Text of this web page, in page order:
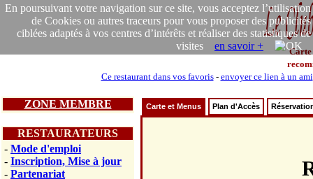
En poursuivant votre navigation sur ce site, vous acceptez l’utilisation
de Cookies ou autres traceurs pour vous proposer des publicités
ciblées adaptés à vos centres d’intérêts et réaliser des statistiques de
visites en savoir +
Carte
Ce restaurant dans vos favoris- envoyer ce lien à un ami
ZONE MEMBRE
RESTAURATEURS
- Mode d'emploi
- Inscription, Mise à jour
- Partenariat
Carte et Menus Plan d'Accès